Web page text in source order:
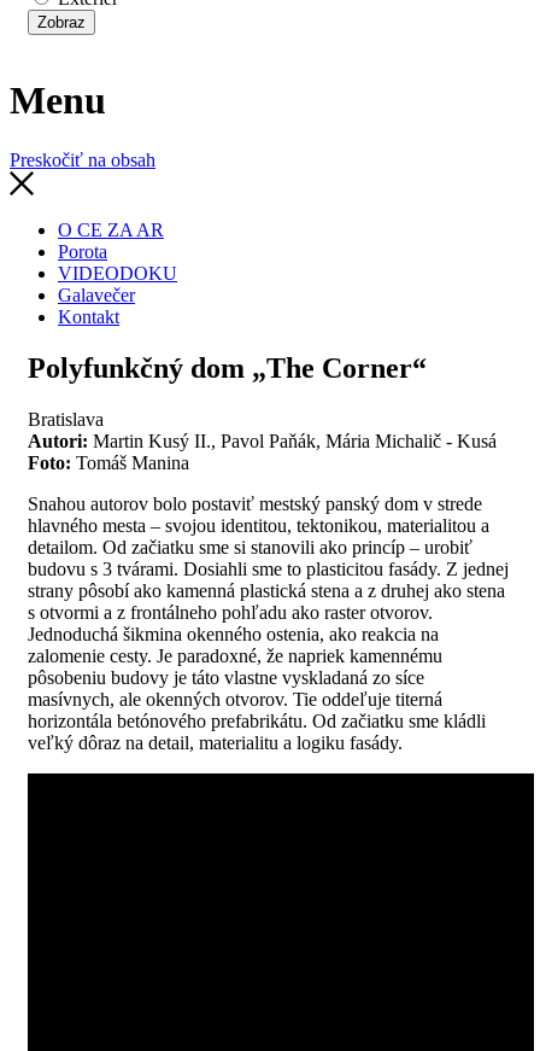
Menu
Preskočiť na obsah
O CE ZA AR
Porota
VIDEODOKU
Galavečer
Kontakt
Polyfunkčný dom „The Corner“
Bratislava
Autori: Martin Kusý II., Pavol Paňák, Mária Michalič - Kusá
Foto: Tomáš Manina
Snahou autorov bolo postaviť mestský panský dom v strede
hlavného mesta – svojou identitou, tektonikou, materialitou a
detailom. Od začiatku sme si stanovili ako princíp – urobiť
budovu s 3 tvárami. Dosiahli sme to plasticitou fasády. Z jednej
strany pôsobí ako kamenná plastická stena a z druhej ako stena
s otvormi a z frontálneho pohľadu ako raster otvorov.
Jednoduchá šikmina okenného ostenia, ako reakcia na
zalomenie cesty. Je paradoxné, že napriek kamennému
pôsobeniu budovy je táto vlastne vyskladaná zo síce
masívnych, ale okenných otvorov. Tie oddeľuje titerná
horizontála betónového prefabrikátu. Od začiatku sme kládli
veľký dôraz na detail, materialitu a logiku fasády.